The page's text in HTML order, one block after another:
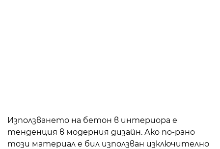
Използването на бетон в интериора е
тенденция в модерния дизайн. Ако по-рано
този материал е бил използван изключително